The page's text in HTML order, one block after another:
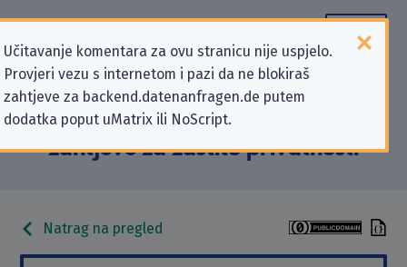
Učitavanje komentara za ovu stranicu nije uspjelo.
Provjeri vezu s internetom i pazi da ne blokiraš
zahtjeve za backend.datenanfragen.de putem
dodatka poput uMatrix ili NoScript.
Podaci kontakta „FIT STAR Holding
GmbH & Co. KG” koji se odnose na
zahtjeve za zaštitu privatnosti
Natrag na pregled